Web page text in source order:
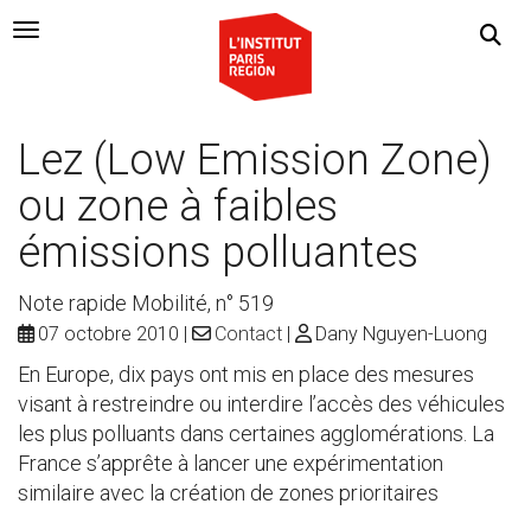
Navigation Toggle
Lez (Low Emission Zone)
ou zone à faibles
émissions polluantes
Note rapide Mobilité, n° 519
07 octobre 2010 Contact Dany Nguyen-Luong
En Europe, dix pays ont mis en place des mesures
visant à restreindre ou interdire l’accès des véhicules
les plus polluants dans certaines agglomérations. La
France s’apprête à lancer une expérimentation
similaire avec la création de zones prioritaires